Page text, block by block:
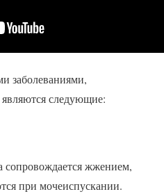
заболеваниями,
следующие:
сопровождается жжением,
при мочеиспускании.